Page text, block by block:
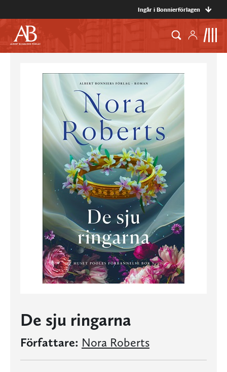
Ingår i Bonnierförlagen
De sju ringarna
Författare: Nora Roberts